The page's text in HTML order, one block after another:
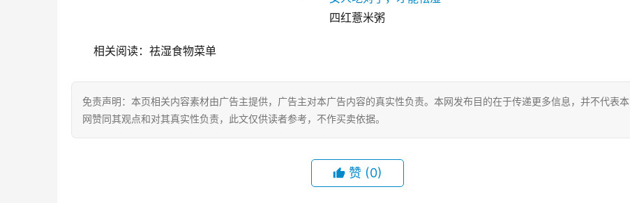
四红薏米粥
相关阅读：祛湿食物菜单
免责声明：本页相关内容素材由广告主提供，广告主对本广告内容的真实性负责。本网发布目的在于传递更多信息，并不代表本
网赞同其观点和对其真实性负责，此文仅供读者参考，不作买卖依据。
赞 (0)